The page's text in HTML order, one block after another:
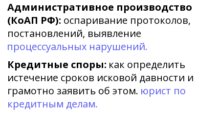
Административное производство
(КоАП РФ): оспаривание протоколов,
процессуальных нарушений.
Кредитные споры: как определить
истечение сроков исковой давности и
грамотно заявить об этом. юрист по
кредитным делам.